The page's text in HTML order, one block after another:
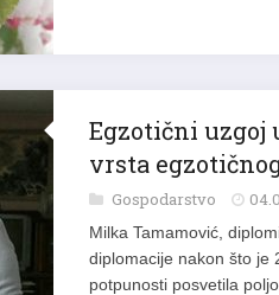
Egzotični uzgoj
vrsta
Gospodarstvo
Milka Tamamović,
diplomacije nakon što je
potpunosti posvetila